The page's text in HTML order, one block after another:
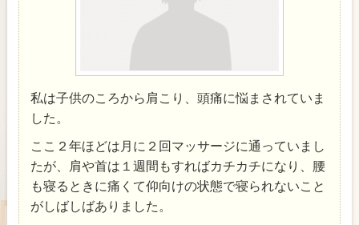
私は子供のころから肩こり、頭痛に悩まされていま
した。
ここ２年ほどは月に２回マッサージに通っていまし
たが、肩や首は１週間もすればカチカチになり、腰
も寝るときに痛くて仰向けの状態で寝られないこと
がしばしばありました。